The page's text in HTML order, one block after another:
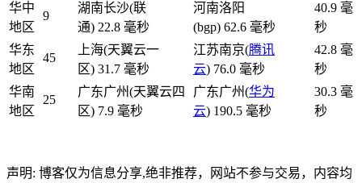
华中
地区
9
湖南长沙(联
通) 22.8 毫秒
河南洛阳
(bgp) 62.6 毫秒
40.9 毫
秒
华东
地区
45
上海(天翼云一
区) 31.7 毫秒
江苏南京(腾讯
云) 76.0 毫秒
42.8 毫
秒
华南
地区
25
广东广州(天翼云四
区) 7.9 毫秒
广东广州(华为
云) 190.5 毫秒
30.3 毫
秒
声明: 博客仅为信息分享,绝非推荐，网站不参与交易，内容均